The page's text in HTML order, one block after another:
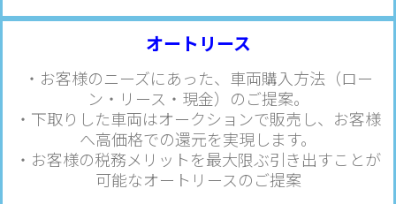
オートリース
・お客様のニーズにあった、車両購入方法（ロー
ン・リース・現金）のご提案。
・下取りした車両はオークションで販売し、お客様
へ高価格での還元を実現します。
・お客様の税務メリットを最大限ぶ引き出すことが
可能なオートリースのご提案